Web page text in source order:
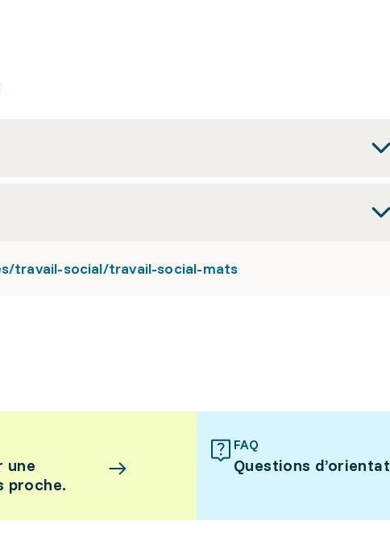
travail-social/travail-social-mats
une
proche.
FAQ
Questions